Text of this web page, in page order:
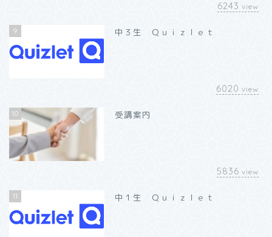
6243 view
9 中３生 Ｑｕｉｚｌｅｔ
6020 view
10 受講案内
5836 view
11 中１生 Ｑｕｉｚｌｅｔ